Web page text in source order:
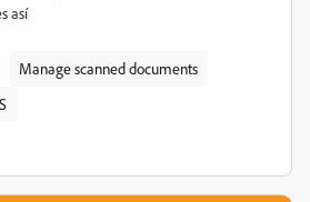
así
Manage scanned documents